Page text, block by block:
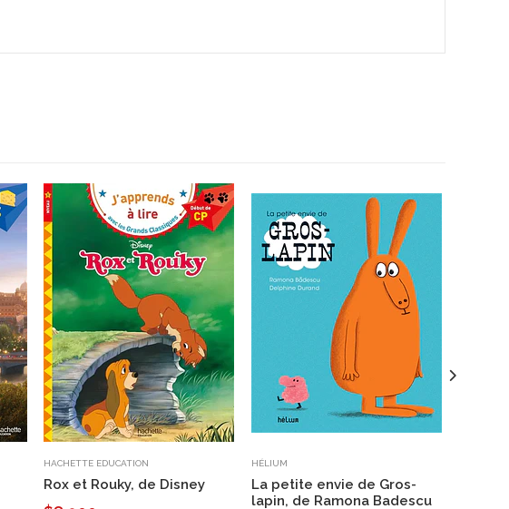
HACHETTE EDUCATION
Rox et Rouky, de Disney
HÉLIUM
La petite envie de Gros-
lapin, de Ramona Badescu